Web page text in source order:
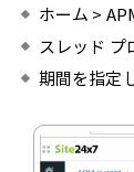
ホーム >
スレッド プ
期間を指定